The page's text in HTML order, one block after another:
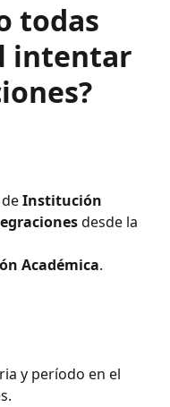
todas
intentar
Institución
desde la
Académica.
y período en el